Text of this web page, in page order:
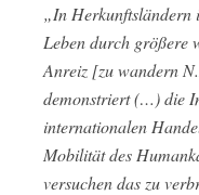
„In Herkunftsländern
Leben durch größere
Anreiz [zu wandern
demonstriert (…) die
internationalen
Mobilität des
versuchen das zu